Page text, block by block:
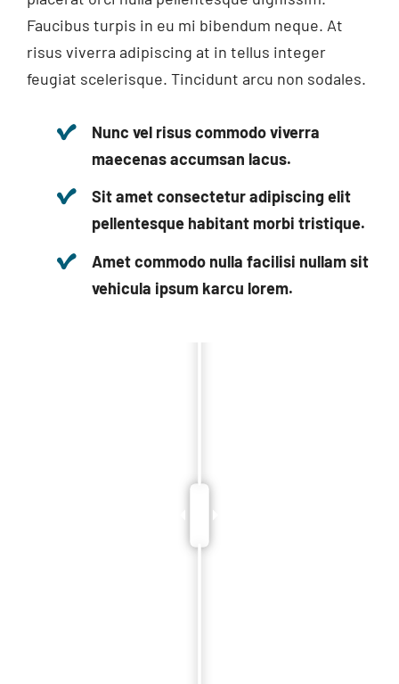
Faucibus turpis in eu mi bibendum neque. At
risus viverra adipiscing at in tellus integer
feugiat scelerisque. Tincidunt arcu non sodales.
Nunc vel risus commodo viverra
maecenas accumsan lacus.
Sit amet consectetur adipiscing elit
pellentesque habitant morbi tristique.
Amet commodo nulla facilisi nullam sit
vehicula ipsum karcu lorem.